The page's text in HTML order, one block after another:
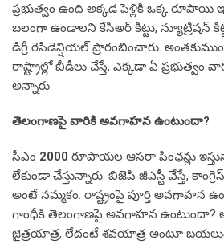
ప్రభుత్వం ఉంది అక్కడ పెళ్లికి ఒక్క రూపాయి
బలంగా ఉండాలని కేసీఅర్ కిట్టు, న్యూట్రిషన్
డిగ్రీ రెసిడెన్షియల్ ప్రారంబించారు.
రాష్ట్రాల్లో బీడీలు చేస్తే, ఎక్కడా ఏ ప్రభుత్వం
అన్నారు.
తెలంగాణపై వారికి అవగాహన ఉంటుందా?
సీఎం 2000 రూపాయల ఆసరా పింఛన్లు
లేకుండా చేస్తున్నారు. బిజెపి జీఎస్టీ వేస్తే, కాంగ్రెస్
అంటే నమ్మకం. రాష్ట్రంపై పూర్తి అవగాహన
గాంధీకి తెలంగాణపై అవగాహన ఉంటుందా?
జైత్రయాత్ర, లేదంటే శవయాత్ర అంటూ